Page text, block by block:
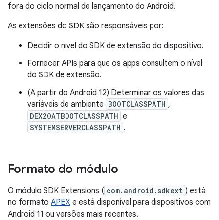
fora do ciclo normal de lançamento do Android.
As extensões do SDK são responsáveis por:
Decidir o nível do SDK de extensão do dispositivo.
Fornecer APIs para que os apps consultem o nível
do SDK de extensão.
(A partir do Android 12) Determinar os valores das
variáveis de ambiente BOOTCLASSPATH ,
DEX2OATBOOTCLASSPATH e
SYSTEMSERVERCLASSPATH .
Formato do módulo
O módulo SDK Extensions ( com.android.sdkext ) está
no formato APEX e está disponível para dispositivos com
Android 11 ou versões mais recentes.